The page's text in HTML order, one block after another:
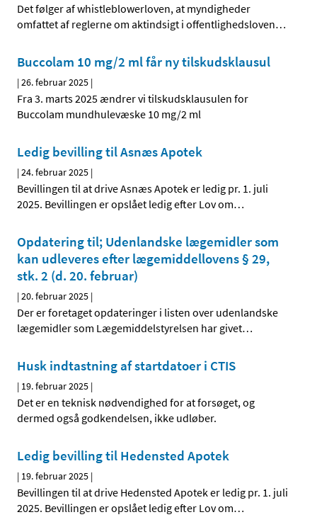
Det følger af whistleblowerloven, at myndigheder
omfattet af reglerne om aktindsigt i offentlighedsloven…
Buccolam 10 mg/2 ml får ny tilskudsklausul
|26. februar 2025 |
Fra 3. marts 2025 ændrer vi tilskudsklausulen for
Buccolam mundhulevæske 10 mg/2 ml
Ledig bevilling til Asnæs Apotek
|24. februar 2025 |
Bevillingen til at drive Asnæs Apotek er ledig pr. 1. juli
2025. Bevillingen er opslået ledig efter Lov om…
Opdatering til; Udenlandske lægemidler som
kan udleveres efter lægemiddellovens § 29,
stk. 2 (d. 20. februar)
|20. februar 2025 |
Der er foretaget opdateringer i listen over udenlandske
lægemidler som Lægemiddelstyrelsen har givet…
Husk indtastning af startdatoer i CTIS
| 19. februar 2025 |
Det er en teknisk nødvendighed for at forsøget, og
dermed også godkendelsen, ikke udløber.
Ledig bevilling til Hedensted Apotek
| 19. februar 2025 |
Bevillingen til at drive Hedensted Apotek er ledig pr. 1. juli
2025. Bevillingen er opslået ledig efter Lov om…